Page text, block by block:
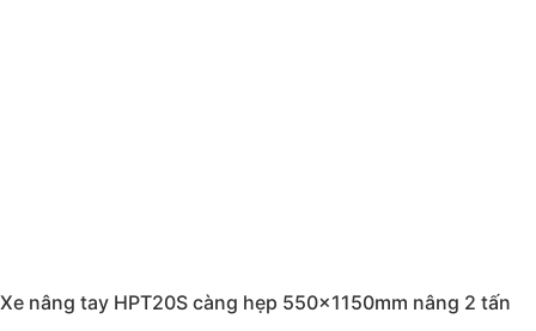
Xe nâng tay HPT20S càng hẹp 550x1150mm nâng 2 tấn